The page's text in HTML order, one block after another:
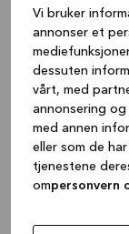
Vi bruker
annonser et
dessuten
vårt, med
annonsering og
med annen
eller som de
tjenestene
ompersonvern